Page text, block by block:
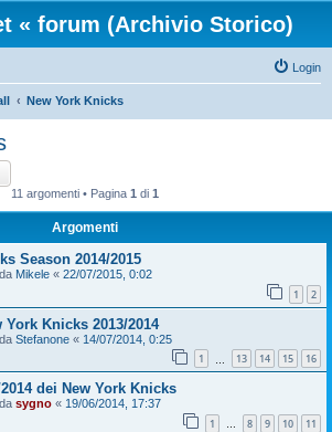
« forum (Archivio Storico)
Login
New York Knicks
11 argomenti • Pagina 1 di 1
Argomenti
Season 2014/2015
Mikele « 22/07/2015, 0:02
1 2
York Knicks 2013/2014
Stefanone « 14/07/2014, 0:25
1 13 14 15 16
dei New York Knicks
sygno « 19/06/2014, 17:37
1 … 8 9 10 11